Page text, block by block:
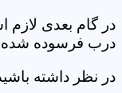
در گام بعدی لازم
درب فرسوده شده
در نظر داشته